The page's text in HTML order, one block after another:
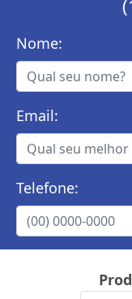
Nome:
Email:
Telefone: